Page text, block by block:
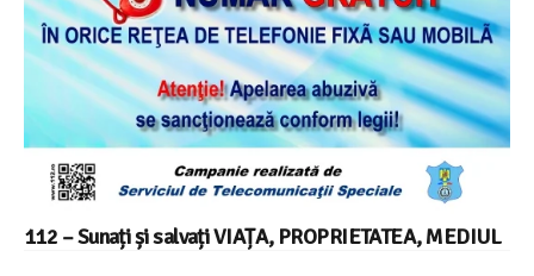
112 – Sunați și salvați VIAȚA, PROPRIETATEA, MEDIUL